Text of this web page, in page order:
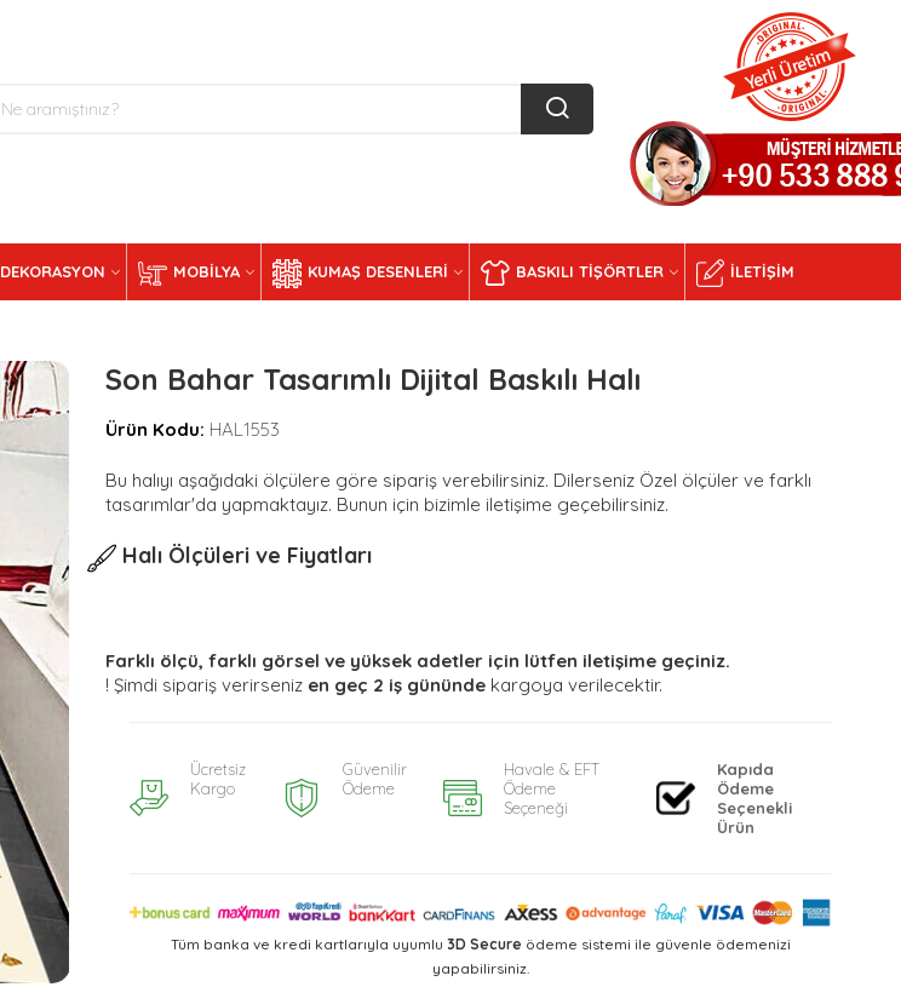
DEKORASYON MOBILYA KUMAŞ DESENLERI BASKILI TIŞÖRTLER İLETIŞIM
Son Bahar Tasarımlı Dijital Baskılı Halı
Ürün Kodu: HAL1553
Bu halıyı aşağıdaki ölçülere göre sipariş verebilirsiniz. Dilerseniz Özel ölçüler ve farklı
tasarımlar'da yapmaktayız. Bunun için bizimle iletişime geçebilirsiniz.
Halı Ölçüleri ve Fiyatları
Farklı ölçü, farklı görsel ve yüksek adetler için lütfen iletişime geçiniz.
! Şimdi sipariş verirseniz en geç 2 iş gününde kargoya verilecektir.
Ücretsiz
Kargo
Güvenilir
Ödeme
Havale & EFT
Ödeme
Seçeneği
Kapıda
Ödeme
Seçenekli
Ürün
Tüm banka ve kredi kartlarıyla uyumlu 3D Secure ödeme sistemi ile güvenle ödemenizi
yapabilirsiniz.